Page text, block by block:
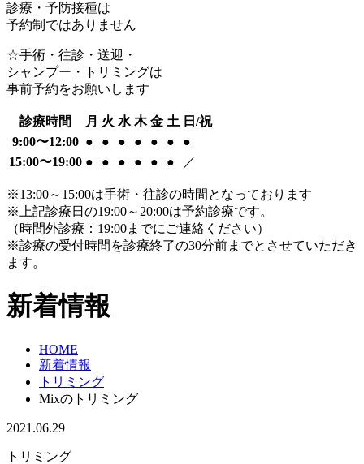
診療・予防接種は
予約制ではありません
☆手術・往診・送迎・
シャンプー・トリミングは
事前予約をお願いします
診療時間 月 火 水 木 金 土 日/祝
9:00〜12:00 ● ● ● ● ● ●
●
15:00〜19:00 ● ● ● ● ● ● ／
※13:00～15:00は手術・往診の時間となっております
※上記診療日の19:00～20:00は予約診療です。
（時間外診療：19:00までにご連絡ください）
※診療の受付時間を診療終了の30分前までとさせていただき
ます。
新着情報
HOME
新着情報
トリミング
Mixのトリミング
2021.06.29
トリミング